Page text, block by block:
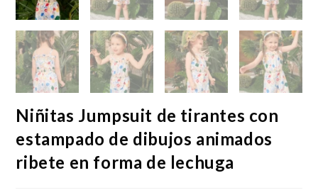
Niñitas Jumpsuit de tirantes con
estampado de dibujos animados
ribete en forma de lechuga